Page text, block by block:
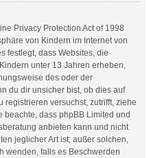
Privacy Protection Act of 1998
von Kindern im Internet von
festlegt, dass Websites, die
unter 13 Jahren erheben,
des oder der
du dir unsicher bist, ob dies auf
registrieren versuchst, zutrifft, ziehe
beachte, dass phpBB Limited und
anbieten kann und nicht
jeglicher Art ist; außer solchen,
wenden, falls es Beschwerden